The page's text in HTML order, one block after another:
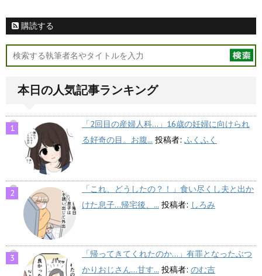
購読する
本日の人気記事ランキング
「2回目の産婦人科…」16歳の妊婦に向けられ
る好奇の目。お腹... 投稿者: ふくふく
「これ、どうしたの？！」食い尽くし夫と出か
けた息子…帰宅後、... 投稿者: しろみ
「帰ってきてくれたのか…」有罪となったぶつ
かりおじさん…甘す... 投稿者: のむ吉